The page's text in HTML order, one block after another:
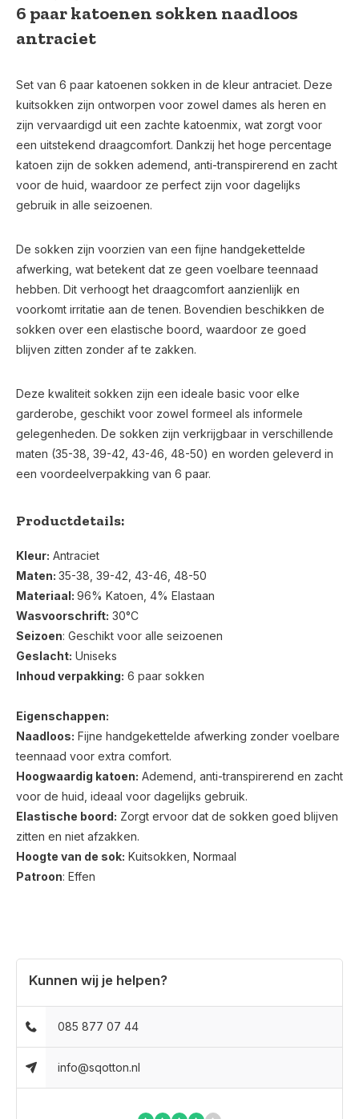
6 paar katoenen sokken naadloos
antraciet
Set van 6 paar katoenen sokken in de kleur antraciet. Deze
kuitsokken zijn ontworpen voor zowel dames als heren en
zijn vervaardigd uit een zachte katoenmix, wat zorgt voor
een uitstekend draagcomfort. Dankzij het hoge percentage
katoen zijn de sokken ademend, anti-transpirerend en zacht
voor de huid, waardoor ze perfect zijn voor dagelijks
gebruik in alle seizoenen.
De sokken zijn voorzien van een fijne handgekettelde
afwerking, wat betekent dat ze geen voelbare teennaad
hebben. Dit verhoogt het draagcomfort aanzienlijk en
voorkomt irritatie aan de tenen. Bovendien beschikken de
sokken over een elastische boord, waardoor ze goed
blijven zitten zonder af te zakken.
Deze kwaliteit sokken zijn een ideale basic voor elke
garderobe, geschikt voor zowel formeel als informele
gelegenheden. De sokken zijn verkrijgbaar in verschillende
maten (35-38, 39-42, 43-46, 48-50) en worden geleverd in
een voordeelverpakking van 6 paar.
Productdetails:
Kleur: Antraciet
Maten: 35-38, 39-42, 43-46, 48-50
Materiaal: 96% Katoen, 4% Elastaan
Wasvoorschrift: 30°C
Seizoen: Geschikt voor alle seizoenen
Geslacht: Uniseks
Inhoud verpakking: 6 paar sokken
Eigenschappen:
Naadloos: Fijne handgekettelde afwerking zonder voelbare
teennaad voor extra comfort.
Hoogwaardig katoen: Ademend, anti-transpirerend en zacht
voor de huid, ideaal voor dagelijks gebruik.
Elastische boord: Zorgt ervoor dat de sokken goed blijven
zitten en niet afzakken.
Hoogte van de sok: Kuitsokken, Normaal
Patroon: Effen
Kunnen wij je helpen?
085 877 07 44
info@sqotton.nl